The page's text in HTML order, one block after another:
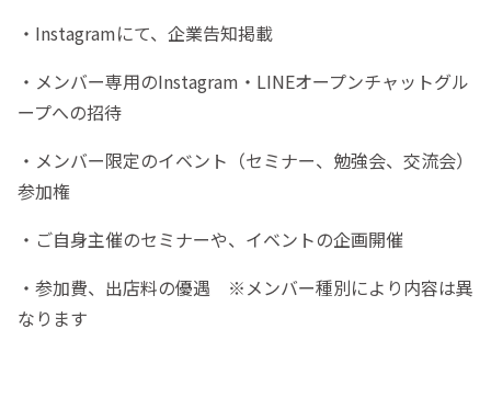
・Instagramにて、企業告知掲載
・メンバー専用のInstagram・LINEオープンチャットグル
ープへの招待
・メンバー限定のイベント（セミナー、勉強会、交流会）
参加権
・ご自身主催のセミナーや、イベントの企画開催
・参加費、出店料の優遇 ※メンバー種別により内容は異
なります